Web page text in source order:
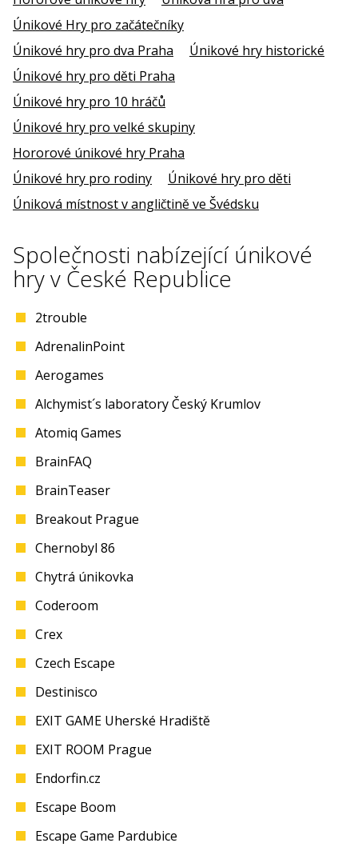
Únikové Hry pro začátečníky
Únikové hry pro dva Praha
Únikové hry historické
Únikové hry pro děti Praha
Únikové hry pro 10 hráčů
Únikové hry pro velké skupiny
Hororové únikové hry Praha
Únikové hry pro rodiny
Únikové hry pro děti
Úniková místnost v angličtině ve Švédsku
Společnosti nabízející únikové
hry v České Republice
2trouble
AdrenalinPoint
Aerogames
Alchymist´s laboratory Český Krumlov
Atomiq Games
BrainFAQ
BrainTeaser
Breakout Prague
Chernobyl 86
Chytrá únikovka
Coderoom
Crex
Czech Escape
Destinisco
EXIT GAME Uherské Hradiště
EXIT ROOM Prague
Endorfin.cz
Escape Boom
Escape Game Pardubice